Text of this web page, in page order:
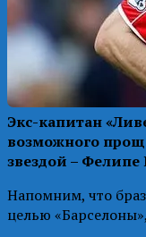
Экс-капитан
возможного
звездой – Фелипе
Напомним, что
целью